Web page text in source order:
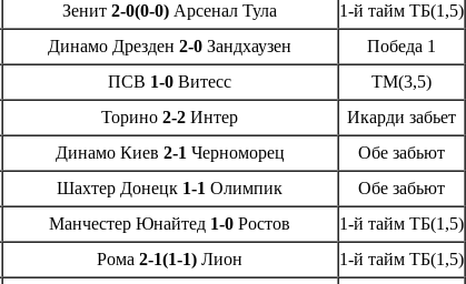
Зенит 2-0(0-0) Арсенал Тула 1-й тайм ТБ(1,5)
Динамо Дрезден 2-0 Зандхаузен Победа 1
ПСВ 1-0 Витесс ТМ(3,5)
Торино 2-2 Интер Икарди забьет
Динамо Киев 2-1 Черноморец Обе забьют
Шахтер Донецк 1-1 Олимпик Обе забьют
Манчестер Юнайтед 1-0 Ростов 1-й тайм ТБ(1,5)
Рома 2-1(1-1) Лион 1-й тайм ТБ(1,5)